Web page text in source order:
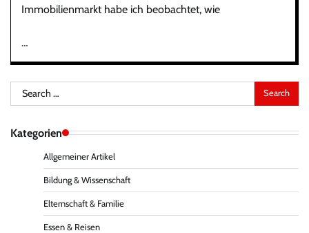
Immobilienmarkt habe ich beobachtet, wie
…
Search
for:
Kategorien
Allgemeiner Artikel
Bildung & Wissenschaft
Elternschaft & Familie
Essen & Reisen